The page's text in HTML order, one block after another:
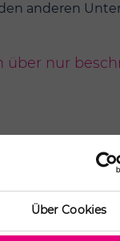
Über Cookies
anderen
über nur
geht das
sich